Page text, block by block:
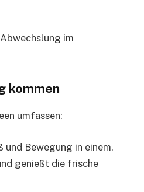
im
kommen
umfassen:
und Bewegung in einem.
genießt die frische